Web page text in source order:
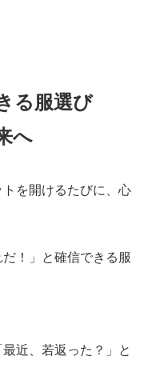
る服選び
へ
を開けるたびに、心
！」と確信できる服
近、若返った？」と